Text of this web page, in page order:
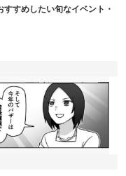
すめしたい旬なイベント・